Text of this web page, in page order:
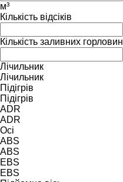
м³
Кількість відсіків
Кількість заливних горловин
Лічильник
Лічильник
Підігрів
Підігрів
ADR
ADR
Осі
ABS
ABS
EBS
EBS